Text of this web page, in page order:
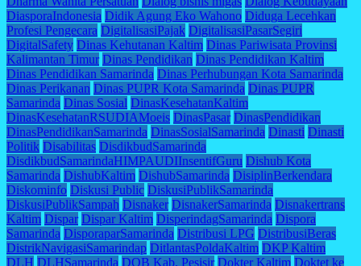
DiasporaIndonesia Didik Agung Eko Wahono Diduga Lecehkan
Profesi Pengecara DigitalisasiPajak DigitalisasiPasarSegiri
DigitalSafety Dinas Kehutanan Kaltim Dinas Pariwisata Provinsi
Kalimantan Timur Dinas Pendidikan Dinas Pendidikan Kaltim
Dinas Pendidikan Samarinda Dinas Perhubungan Kota Samarinda
Dinas Perikanan Dinas PUPR Kota Samarinda Dinas PUPR
Samarinda Dinas Sosial DinasKesehatanKaltim
DinasKesehatanRSUDIAMoeis DinasPasar DinasPendidikan
DinasPendidikanSamarinda DinasSosialSamarinda Dinasti Dinasti
Politik Disabilitas DisdikbudSamarinda
DisdikbudSamarindaHIMPAUDIInsentifGuru Dishub Kota
Samarinda DishubKaltim DishubSamarinda DisiplinBerkendara
Diskominfo Diskusi Public DiskusiPublikSamarinda
DiskusiPublikSampah Disnaker DisnakerSamarinda Disnakertrans
Kaltim Dispar Dispar Kaltim DisperindagSamarinda Dispora
Samarinda DisporaparSamarinda Distribusi LPG DistribusiBeras
DistrikNavigasiSamarindap DitlantasPoldaKaltim DKP Kaltim
DLH DLHSamarinda DOB Kab. Pesisir Dokter Kaltim Doktet ke